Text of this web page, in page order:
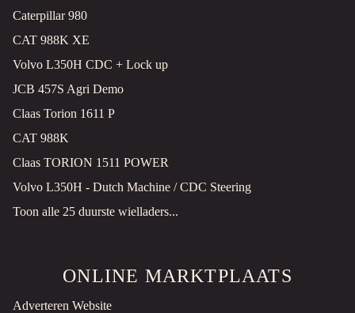
Caterpillar 980
CAT 988K XE
Volvo L350H CDC + Lock up
JCB 457S Agri Demo
Claas Torion 1611 P
CAT 988K
Claas TORION 1511 POWER
Volvo L350H - Dutch Machine / CDC Steering
Toon alle 25 duurste wielladers...
ONLINE MARKTPLAATS
Adverteren Website